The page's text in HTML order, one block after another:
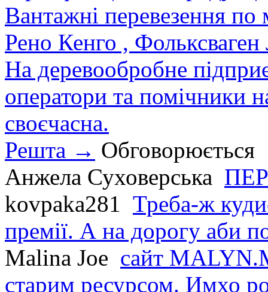
Вантажні перевезення по
Рено Кенго ,
На деревообробне
оператори та помічники
своєчасна.
Решта → Обговорюється
Анжела Суховерська
kovpaka281 Треба-ж
премії. А на дорогу аби
Malina Joe сайт
старим ресурсом. Имхо